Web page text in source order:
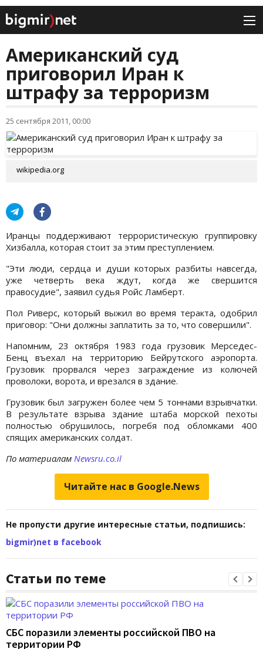
Американский суд
приговорил Иран к
штрафу за терроризм
25 сентября 2011, 00:00
wikipedia.org
Иранцы поддерживают террористическую группировку
Хизбалла, которая стоит за этим преступлением.
"Эти люди, сердца и души которых разбиты навсегда,
уже четверть века ждут, когда же свершится
правосудие", заявил судья Ройс Ламберт.
Пол Риверс, который выжил во время теракта, одобрил
приговор: "Они должны заплатить за то, что совершили".
Напомним, 23 октября 1983 года грузовик Мерседес-
Бенц въехал на территорию Бейрутского аэропорта.
Грузовик прорвался через заграждение из колючей
проволоки, ворота, и врезался в здание.
Грузовик был загружен более чем 5 тоннами взрывчатки.
В результате взрыва здание штаба морской пехоты
полностью обрушилось, погребя под обломками 400
спящих американских солдат.
По материалам Newsru.co.il
Читайте нас в Google.News
Не пропусти другие интересные статьи, подпишись:
bigmir)net в facebook
Статьи по теме
СБС поразили элементы российской ПВО на
территории РФ